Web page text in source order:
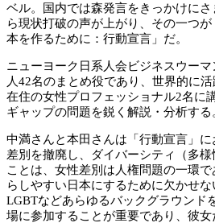
ベル。国内では森発言をきっかけに
ら現状打破の声が上がり、その一つ
本を作るために：行動宣言」だ。
ニューヨーク日系人会ビジネスウー
人42名のまとめ役であり、世界的に
在住の女性プロフェッショナル2名に
ギャップの問題を鋭く解説・分析する
中満さんと本田さんは「行動宣言」
差別を撤廃し、ダイバーシティ（多様
ことは、女性差別は人権問題の一環
らしやすい日本にするために欠かせな
LGBTなどあらゆるバックグラウンド
場に参加することが重要であり、彼